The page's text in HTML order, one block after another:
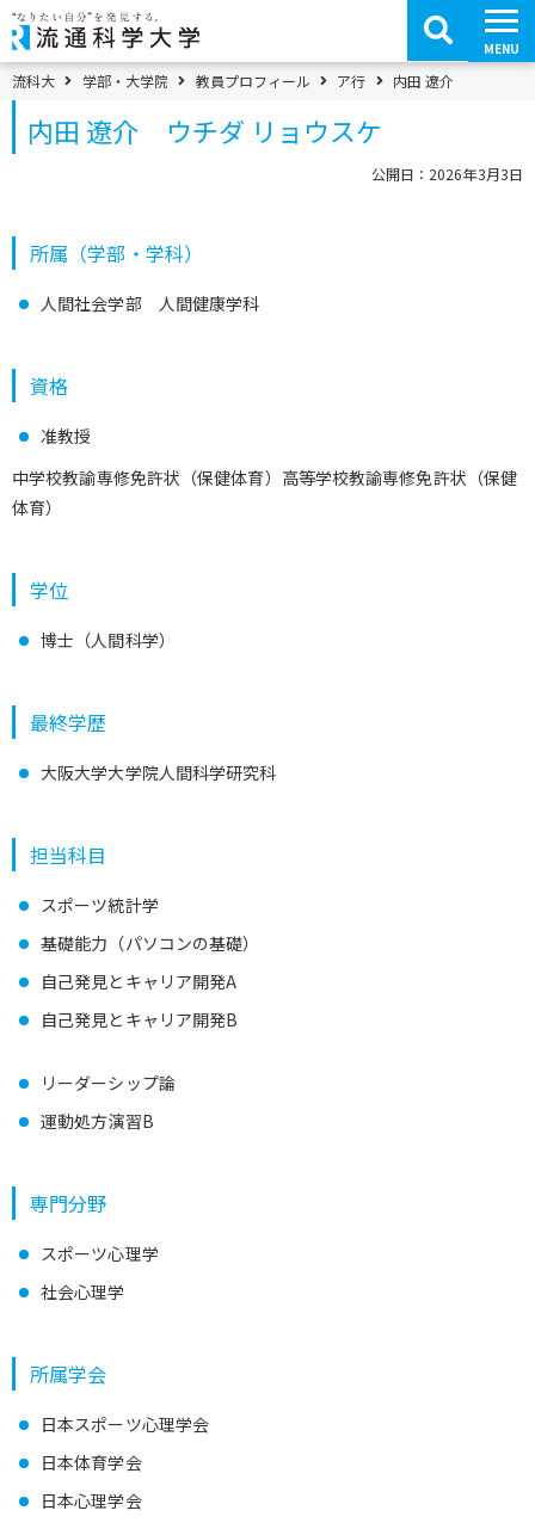
コ
ン
テ
ン
ツ
へ
移
MENU
パンくずメニュー
流科大 学部・大学院 教員プロフィール ア行 内田 遼介
内田 遼介 ウチダ リョウスケ
公開日：2026年3月3日
所属（学部・学科）
人間社会学部 人間健康学科
資格
准教授
中学校教諭専修免許状（保健体育）高等学校教諭専修免許状（保健
体育）
学位
博士（人間科学）
最終学歴
大阪大学大学院人間科学研究科
担当科目
スポーツ統計学
基礎能力（パソコンの基礎）
自己発見とキャリア開発A
自己発見とキャリア開発B
リーダーシップ論
運動処方演習B
専門分野
スポーツ心理学
社会心理学
所属学会
日本スポーツ心理学会
日本体育学会
日本心理学会